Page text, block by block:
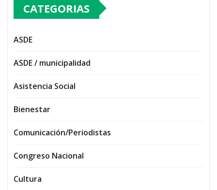
CATEGORIAS
ASDE
ASDE / municipalidad
Asistencia Social
Bienestar
Comunicación/Periodistas
Congreso Nacional
Cultura